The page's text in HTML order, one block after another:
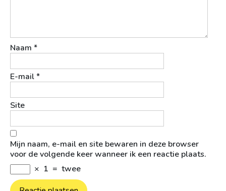
Naam *
E-mail*
Site
Mijn naam, e-mail en site bewaren in deze browser
voor de volgende keer wanneer ik een reactie plaats.
× 1 = twee